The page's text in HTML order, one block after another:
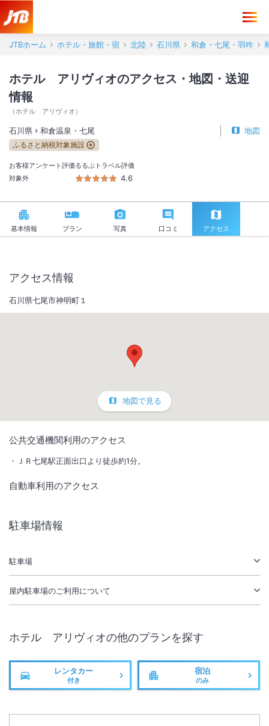
JTBホーム ホテル・旅館・宿 北陸 石川県 和倉・七尾・羽咋
ホテル アリヴィオのアクセス・地図・送迎
情報
（ホテル アリヴィオ ）
石川県 和倉温泉・七尾 地図
ふるさと納税対象施設
お客様アンケート評価
対象外
るるぶトラベル評価
4.6
基本情報 プラン 写真 口コミ アクセス
目の前が七尾駅という最高の立地。日々変化に富んだこだわりの無料朝
駐車場あり
アクセス情報
石川県七尾市神明町１
地図で見る
公共交通機関利用のアクセス
ＪＲ七尾駅正面出口より徒歩約1分。
自動車利用のアクセス
駐車場情報
駐車場
屋内駐車場のご利用について
ホテル アリヴィオの他のプランを探す
レンタカー
付き
宿泊
のみ